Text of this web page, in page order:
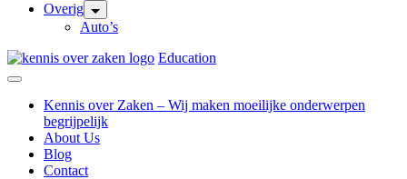
Overig
Auto’s
Education
Kennis over Zaken – Wij maken moeilijke onderwerpen
begrijpelijk
About Us
Blog
Contact